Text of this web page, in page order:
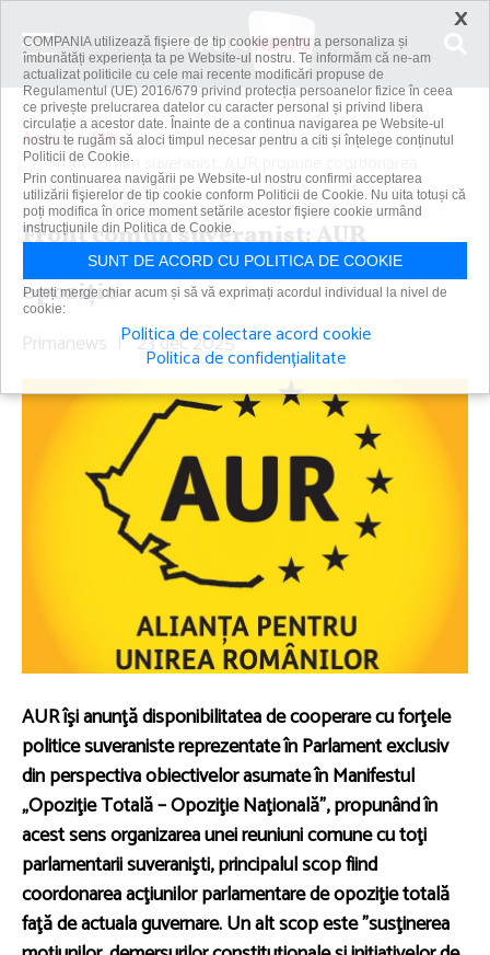
Acasă
Știri
Front comun suveranist: AUR propune coordonarea
acţiunilor de opoziţie
Front comun suveranist: AUR
propune coordonarea acţiunilor de
opoziţie
Primanews | 23 dec 2025
AUR îşi anunţă disponibilitatea de cooperare cu forţele
politice suveraniste reprezentate în Parlament exclusiv
din perspectiva obiectivelor asumate în Manifestul
„Opoziţie Totală – Opoziţie Naţională”, propunând în
acest sens organizarea unei reuniuni comune cu toţi
parlamentarii suveranişti, principalul scop fiind
coordonarea acţiunilor parlamentare de opoziţie totală
faţă de actuala guvernare. Un alt scop este ”susţinerea
×
COMPANIA utilizează fişiere de tip cookie pentru a personaliza și
îmbunătăți experiența ta pe Website-ul nostru. Te informăm că ne-am
actualizat politicile cu cele mai recente modificări propuse de
Regulamentul (UE) 2016/679 privind protecția persoanelor fizice în ceea
ce privește prelucrarea datelor cu caracter personal și privind libera
circulație a acestor date. Înainte de a continua navigarea pe Website-ul
nostru te rugăm să aloci timpul necesar pentru a citi și înțelege conținutul
Politicii de Cookie.
Prin continuarea navigării pe Website-ul nostru confirmi acceptarea
utilizării fişierelor de tip cookie conform Politicii de Cookie. Nu uita totuși că
poți modifica în orice moment setările acestor fişiere cookie urmând
instrucțiunile din Politica de Cookie.
SUNT DE ACORD CU POLITICA DE COOKIE
Puteți merge chiar acum și să vă exprimați acordul individual la nivel de
cookie:
Politica de colectare acord cookie
Politica de confidențialitate